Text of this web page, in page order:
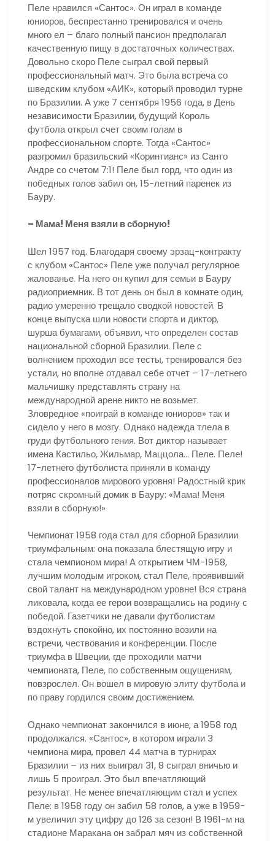
Пеле нравился «Сантос». Он играл в команде
юниоров, беспрестанно тренировался и очень
много ел – благо полный пансион предполагал
качественную пищу в достаточных количествах.
Довольно скоро Пеле сыграл свой первый
профессиональный матч. Это была встреча со
шведским клубом «АИК», который проводил турне
по Бразилии. А уже 7 сентября 1956 года, в День
независимости Бразилии, будущий Король
футбола открыл счет своим голам в
профессиональном спорте. Тогда «Сантос»
разгромил бразильский «Коринтианс» из Санто
Андре со счетом 7:1! Пеле был горд, что один из
победных голов забил он, 15-летний паренек из
Бауру.
– Мама! Меня взяли в сборную!
Шел 1957 год. Благодаря своему эрзац-контракту
с клубом «Сантос» Пеле уже получал регулярное
жалованье. На него он купил для семьи в Бауру
радиоприемник. В тот день он был в комнате один,
радио умеренно трещало сводкой новостей. В
конце выпуска шли новости спорта и диктор,
шурша бумагами, объявил, что определен состав
национальной сборной Бразилии. Пеле с
волнением проходил все тесты, тренировался без
устали, но вполне отдавал себе отчет – 17-летнего
мальчишку представлять страну на
международной арене никто не возьмет.
Зловредное «поиграй в команде юниоров» так и
сидело у него в мозгу. Однако надежда тлела в
груди футбольного гения. Вот диктор называет
имена Кастильо, Жильмар, Маццола… Пеле. Пеле!
17-летнего футболиста приняли в команду
профессионалов мирового уровня! Радостный крик
потряс скромный домик в Бауру: «Мама! Меня
взяли в сборную!»
Чемпионат 1958 года стал для сборной Бразилии
триумфальным: она показала блестящую игру и
стала чемпионом мира! А открытием ЧМ-1958,
лучшим молодым игроком, стал Пеле, проявивший
свой талант на международном уровне! Вся страна
ликовала, когда ее герои возвращались на родину с
победой. Газетчики не давали футболистам
вздохнуть спокойно, их постоянно возили на
встречи, чествования и конференции. После
триумфа в Швеции, где проходили матчи
чемпионата, Пеле, по собственным ощущениям,
повзрослел. Он вошел в мировую элиту футбола и
по праву гордился своим достижением.
Однако чемпионат закончился в июне, а 1958 год
продолжался. «Сантос», в котором играли 3
чемпиона мира, провел 44 матча в турнирах
Бразилии – из них выиграл 31, 8 сыграл вничью и
лишь 5 проиграл. Это был впечатляющий
результат. Не менее впечатляющим стал и успех
Пеле: в 1958 году он забил 58 голов, а уже в 1959-
м увеличил эту цифру до 126 за сезон! В 1961-м на
стадионе Маракана он забрал мяч из собственной